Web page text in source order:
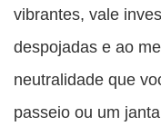
vibrantes, vale
despojadas e ao
neutralidade que
passeio ou um